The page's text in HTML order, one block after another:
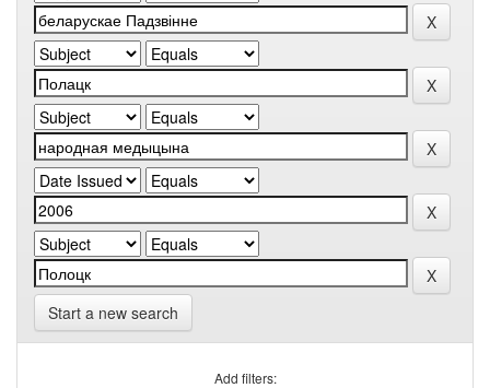
Start a new search
Add filters: